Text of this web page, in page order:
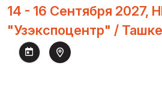
14 - 16 Сентября 2027,
"Узэкспоцентр" /